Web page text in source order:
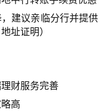
建议亲临分行并提供
址证明）
财服务完善
高